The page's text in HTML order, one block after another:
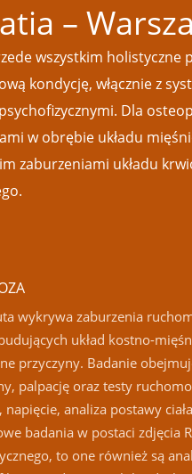
–
wszystkim holistyczne
kondycję, włącznie z
Dla
w obrębie układu
zaburzeniami układu
wykrywa zaburzenia
układ kostno-
przyczyny. Badanie
palpację oraz testy
napięcie, analiza postawy
badania w postaci zdjęcia
to one również są